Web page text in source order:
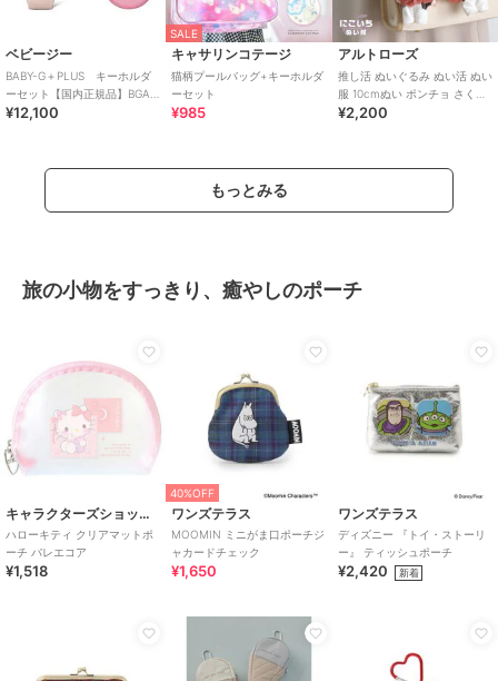
ベビージー
BABY-G＋PLUS キーホルダ
ーセット【国内正規品】BGA-
15K-4AJR
¥12,100
SALE
キャサリンコテージ
猫柄プールバッグ+キーホルダ
ーセット
¥985
アルトローズ
推し活 ぬいぐるみ ぬい活 ぬい
服 10cmぬい ポンチョ さくら
んぼ チェリー キーホルダー
¥2,200
もっとみる
旅の小物をすっきり、癒やしのポーチ
キャラクターズショップ ラフラフ
ハローキティ クリアマットポ
ーチ バレエコア
¥1,518
40%OFF
ワンズテラス
MOOMIN ミニがま口ポーチジ
ャカードチェック
¥1,650
ワンズテラス
ディズニー 『トイ・ストーリ
ー』 ティッシュポーチ
¥2,420 新着